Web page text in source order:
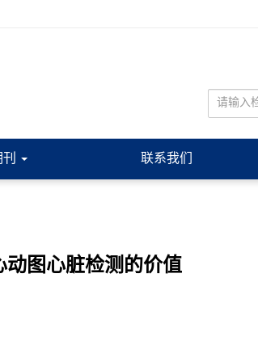
联系我们
动图心脏检测的价值